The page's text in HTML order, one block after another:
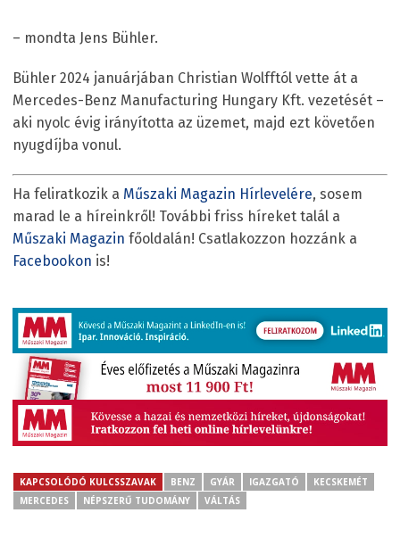
– mondta Jens Bühler.
Bühler 2024 januárjában Christian Wolfftól vette át a
Mercedes-Benz Manufacturing Hungary Kft. vezetését –
aki nyolc évig irányította az üzemet, majd ezt követően
nyugdíjba vonul.
Ha feliratkozik a Műszaki Magazin Hírlevelére, sosem
marad le a híreinkről! További friss híreket talál a
Műszaki Magazin főoldalán! Csatlakozzon hozzánk a
Facebookon is!
KAPCSOLÓDÓ KULCSSZAVAK BENZ GYÁR IGAZGATÓ
KECSKEMÉT
MERCEDES
NÉPSZERŰ TUDOMÁNY VÁLTÁS